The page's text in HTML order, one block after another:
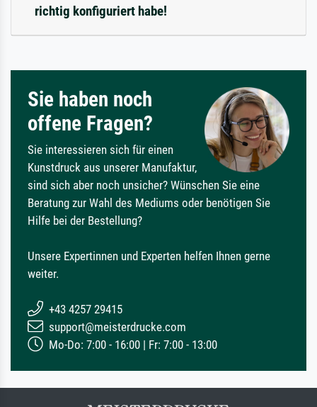
richtig konfiguriert habe!
Sie haben noch
offene Fragen?
Sie interessieren sich für einen
Kunstdruck aus unserer Manufaktur,
sind sich aber noch unsicher? Wünschen Sie eine
Beratung zur Wahl des Mediums oder benötigen Sie
Hilfe bei der Bestellung?
Unsere Expertinnen und Experten helfen Ihnen gerne
weiter.
+43 4257 29415
support@meisterdrucke.com
Mo-Do: 7:00 - 16:00 | Fr: 7:00 - 13:00